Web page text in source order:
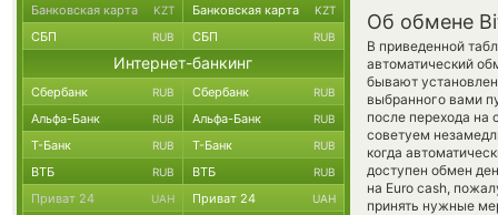
Об обмене
В приведенной
автоматический
бывают
выбранного вами
после перехода
советуем
когда
доступен обмен
на Euro cash,
принять нужные
Банковская карта KZT Банковская карта KZT
СБП RUB СБП RUB
Интернет-банкинг
Сбербанк RUB Сбербанк RUB
Альфа-Банк RUB Альфа-Банк RUB
Т-Банк RUB Т-Банк RUB
ВТБ RUB ВТБ RUB
Приват 24 UAH Приват 24 UAH